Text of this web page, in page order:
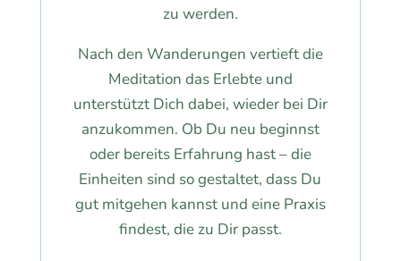
zu werden.
Nach den Wanderungen vertieft die
Meditation das Erlebte und
unterstützt Dich dabei, wieder bei Dir
anzukommen. Ob Du neu beginnst
oder bereits Erfahrung hast – die
Einheiten sind so gestaltet, dass Du
gut mitgehen kannst und eine Praxis
findest, die zu Dir passt.